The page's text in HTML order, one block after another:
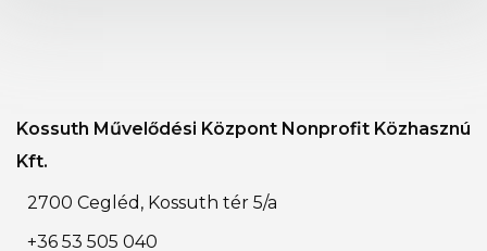
Kossuth Művelődési Központ Nonprofit Közhasznú
Kft.
2700 Cegléd, Kossuth tér 5/a
+36 53 505 040